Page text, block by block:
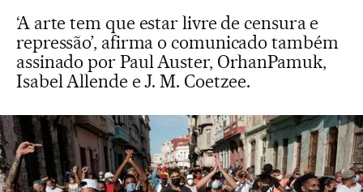
‘A arte tem que estar livre de censura e
repressão’, afirma o comunicado também
assinado por Paul Auster, OrhanPamuk,
Isabel Allende e J. M. Coetzee.